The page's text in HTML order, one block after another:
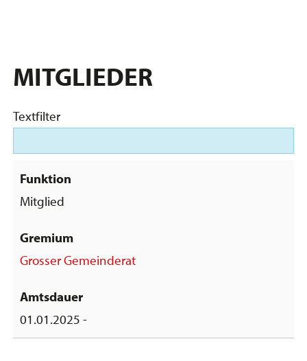
MITGLIEDER
Textfilter
Mitglied
Grosser Gemeinderat
01.01.2025 -